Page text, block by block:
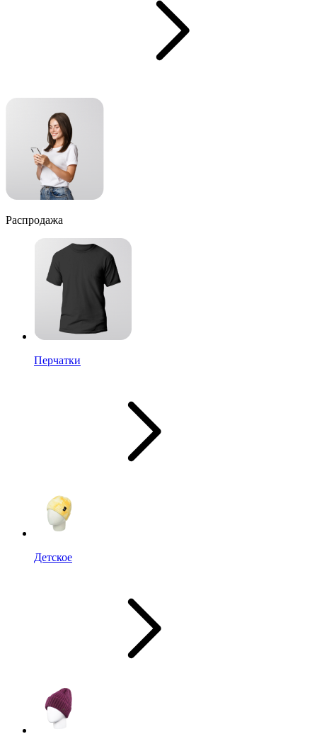
Распродажа
Перчатки
Детское